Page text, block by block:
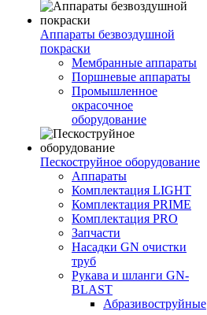
Аппараты безвоздушной
покраски
Мембранные аппараты
Поршневые аппараты
Промышленное
окрасочное
оборудование
Пескоструйное оборудование
Аппараты
Комплектация LIGHT
Комплектация PRIME
Комплектация PRO
Запчасти
Насадки GN очистки
труб
Рукава и шланги GN-
BLAST
Абразивоструйные